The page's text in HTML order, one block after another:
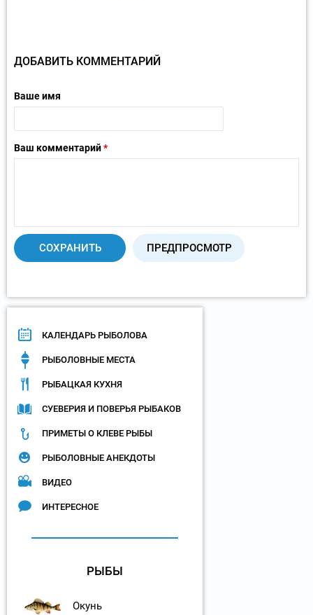
ДОБАВИТЬ КОММЕНТАРИЙ
Ваше имя
Ваш комментарий*
КАЛЕНДАРЬ РЫБОЛОВА
РЫБОЛОВНЫЕ МЕСТА
РЫБАЦКАЯ КУХНЯ
СУЕВЕРИЯ И ПОВЕРЬЯ РЫБАКОВ
ПРИМЕТЫ О КЛЕВЕ РЫБЫ
РЫБОЛОВНЫЕ АНЕКДОТЫ
ВИДЕО
ИНТЕРЕСНОЕ
РЫБЫ
Окунь